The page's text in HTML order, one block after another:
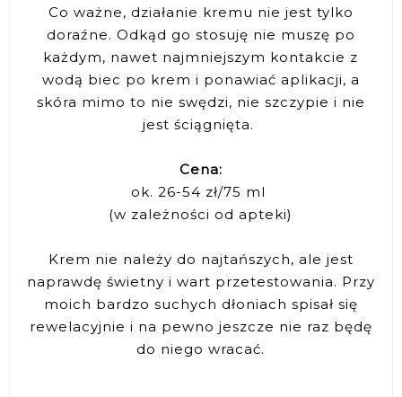
Co ważne, działanie kremu nie jest tylko
doraźne. Odkąd go stosuję nie muszę po
każdym, nawet najmniejszym kontakcie z
wodą biec po krem i ponawiać aplikacji, a
skóra mimo to nie swędzi, nie szczypie i nie
jest ściągnięta.
Cena:
ok. 26-54 zł/75 ml
(w zależności od apteki)
Krem nie należy do najtańszych, ale jest
naprawdę świetny i wart przetestowania. Przy
moich bardzo suchych dłoniach spisał się
rewelacyjnie i na pewno jeszcze nie raz będę
do niego wracać.